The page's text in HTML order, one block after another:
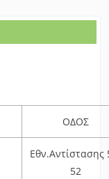
ΟΔΟΣ
Εθν.Αντίστασης
52